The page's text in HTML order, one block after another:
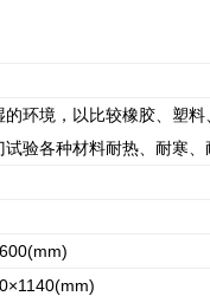
环境，以比较橡胶、塑
验各种材料耐热、耐寒、